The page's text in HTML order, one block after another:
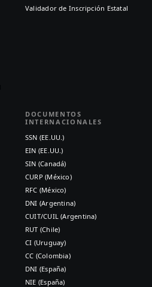
Validador de Inscripción Estatal
DOCUMENTOS
INTERNACIONALES
SSN (EE.UU.)
EIN (EE.UU.)
SIN (Canadá)
CURP (México)
RFC (México)
DNI (Argentina)
CUIT/CUIL (Argentina)
RUT (Chile)
CI (Uruguay)
CC (Colombia)
DNI (España)
NIE (España)